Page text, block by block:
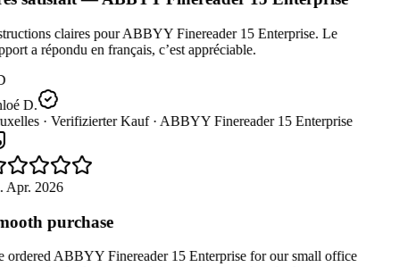
claires pour ABBYY Finereader 15 Enterprise. Le
a répondu en français, c’est appréciable.
D.
· Verifizierter Kauf ·ABBYY Finereader 15 Enterprise
Apr. 2026
purchase
ordered ABBYY Finereader 15 Enterprise for our small office